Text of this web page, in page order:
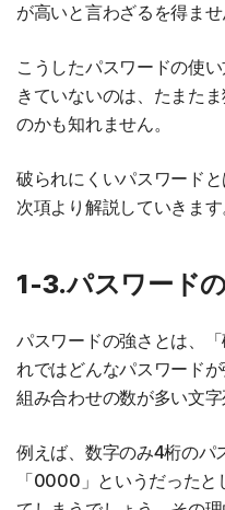
が高いと言わざるを得ませ
こうしたパスワードの使
きていないのは、たまた
のかも知れません。
破られにくいパスワード
次項より解説していきます
1-3.パスワード
パスワードの強さとは、
れではどんなパスワード
組み合わせの数が多い文字
例えば、数字のみ4桁のパ
「0000」というだった